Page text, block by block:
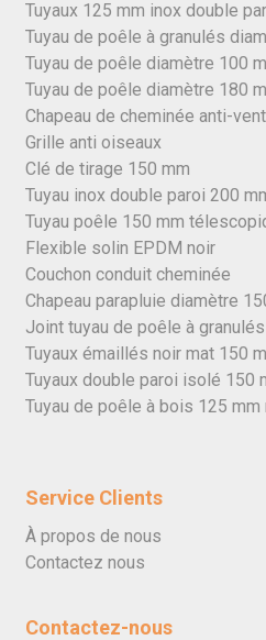
Tuyaux 125 mm inox double
Tuyau de poêle à granulés
Tuyau de poêle diamètre 100
Tuyau de poêle diamètre 180
Chapeau de cheminée anti-
Grille anti oiseaux
Clé de tirage 150 mm
Tuyau inox double paroi 200
Tuyau poêle 150 mm
Flexible solin EPDM noir
Couchon conduit cheminée
Chapeau parapluie diamètre
Joint tuyau de poêle à
Tuyaux émaillés noir mat 150
Tuyaux double paroi isolé 150
Tuyau de poêle à bois 125 mm
Service Clients
À propos de nous
Contactez nous
Contactez-nous